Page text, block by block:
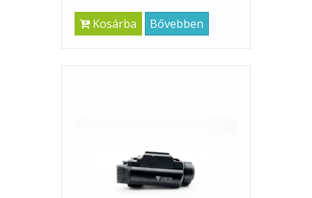
Kosárba Bővebben